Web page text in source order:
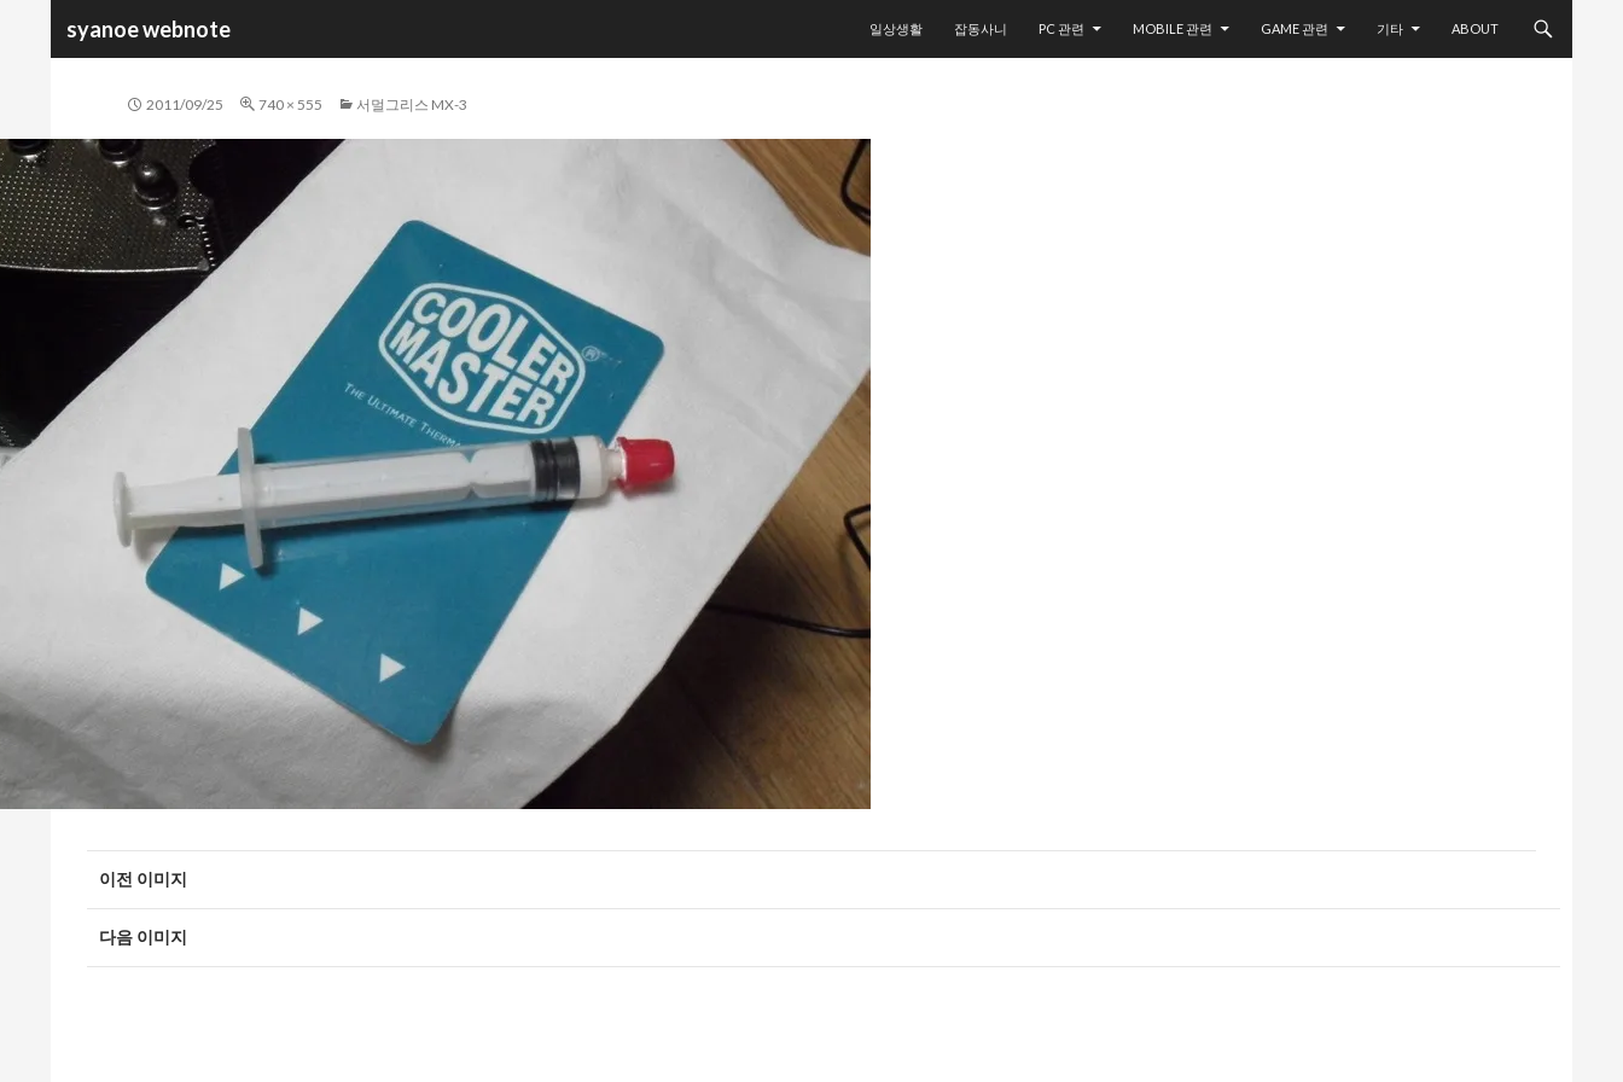
syanoe webnote
색
일상생활
잡동사니 PC 관련 MOBILE 관련 GAME 관련 기타 ABOUT
2011/09/25 740 × 555 서멀그리스 MX-3
이전 이미지
다음 이미지